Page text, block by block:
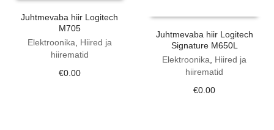
Juhtmevaba hiir Logitech
M705
Elektroonika
Hiired ja
hiirematid
€0.00
Juhtmevaba hiir Logitech
Signature M650L
Elektroonika
Hiired ja
hiirematid
€0.00